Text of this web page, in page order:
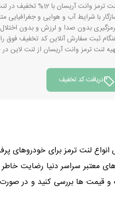
ترمز وانت آریسان با 12% تخفیف در لنت لاین
با شرایط آب و هوایی و جغرافیایی
بدون صدا و لرزش و بدون
ثبت سفارش آنلاین کد تخفیف فوق را
لنت ترمز وانت آریسان از لنت لاین
دریافت کد تخفیف
لنت ترمز برای خودروهای
معتبر سراسر دنیا رضایت خاطر
و قیمت ها بررسی کنید و در